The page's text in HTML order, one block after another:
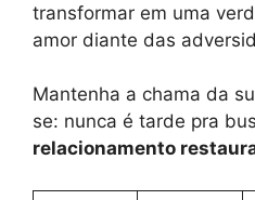
transformar em uma
amor diante das
Mantenha a chama da
se: nunca é tarde pra
relacionamento